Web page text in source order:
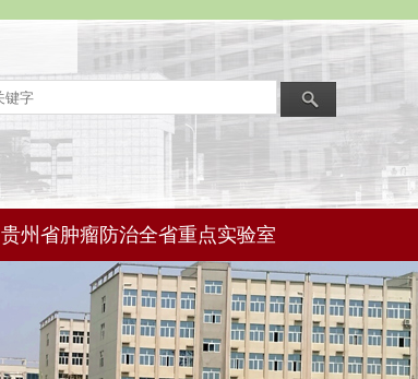
贵州省肿瘤防治全省重点实验室